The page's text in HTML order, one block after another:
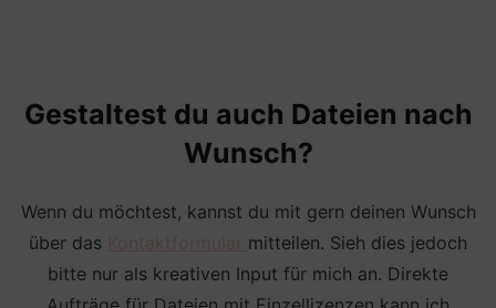
Gestaltest du auch Dateien nach
Wunsch?
Wenn du möchtest, kannst du mit gern deinen Wunsch
über das
mitteilen. Sieh dies jedoch
bitte nur als kreativen Input für mich an. Direkte